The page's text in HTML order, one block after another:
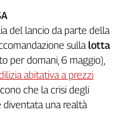
del lancio da parte della
sulla lotta
per domani, 6 maggio),
abitativa a prezzi
che la crisi degli
una realtà